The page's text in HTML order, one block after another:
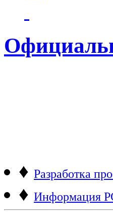
♦ Разработка
♦ Информация